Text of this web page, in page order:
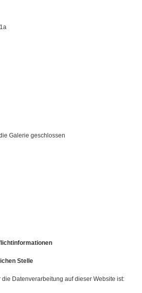
Galerie geschlossen
Stelle
Datenverarbeitung auf dieser Website ist: